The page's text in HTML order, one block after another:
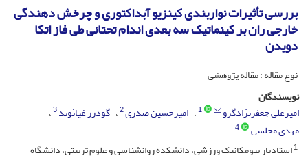
بررسی تأثیرات نواربندی کینزیو آبداکتوری و چرخش دهندگی
خارجی ران بر کینماتیک سه بعدی اندام تحتانی طی فاز اتکا
دویدن
نوع مقاله : مقاله پژوهشی
نویسندگان
امیرعلی جعفرنژادگرو
1 امیرحسین صدری2 گودرز غیاثوند3
مهدی مجلسی
4
1استادیار بیومکانیک ورزشی، دانشکده روانشناسی و علوم تربیتی، دانشگاه